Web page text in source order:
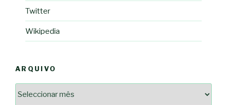
Twitter
Wikipedia
ARQUIVO